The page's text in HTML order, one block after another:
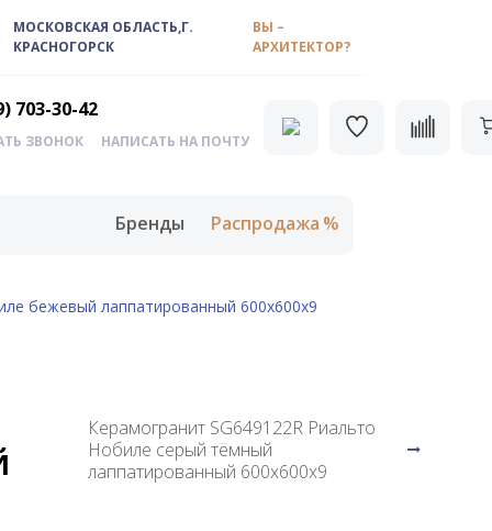
МОСКОВСКАЯ ОБЛАСТЬ,Г.
КРАСНОГОРСК
ВЫ –
АРХИТЕКТОР?
703-30-42
ЗВОНОК НАПИСАТЬ НА ПОЧТУ
Бренды Распродажа
бежевый лаппатированный 600х600х9
Керамогранит SG649122R Риальто
Нобиле серый тёмный
лаппатированный 600х600х9